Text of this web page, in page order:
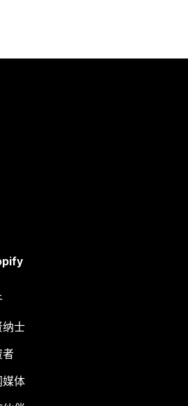
纳士
者
媒体